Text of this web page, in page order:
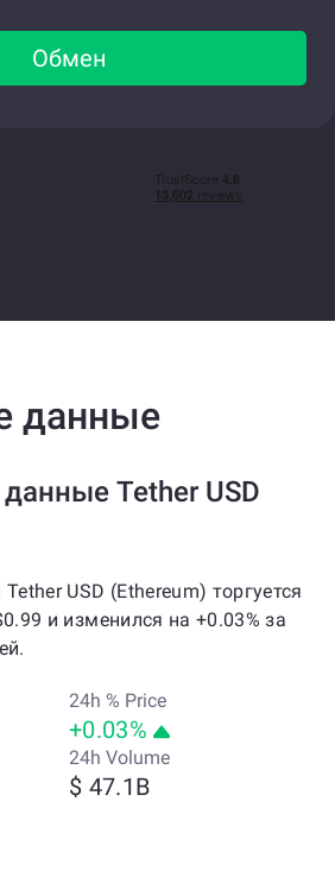
Обмен
данные
Tether USD
USD (Ethereum) торгуется
и изменился на +0.03% за
24h % Price
+0.03%
24h Volume
$ 47.1B